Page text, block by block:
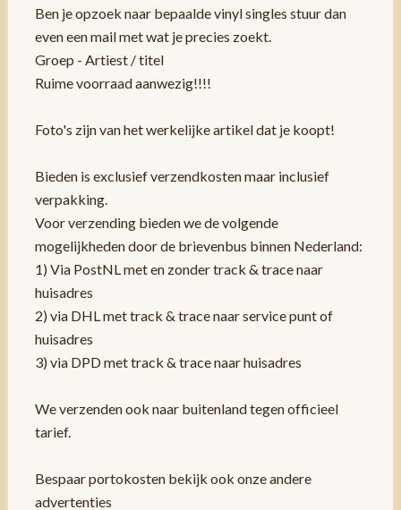
Ben je opzoek naar bepaalde vinyl singles stuur dan
even een mail met wat je precies zoekt.
Groep - Artiest / titel
Ruime voorraad aanwezig!!!!
Foto's zijn van het werkelijke artikel dat je koopt!
Bieden is exclusief verzendkosten maar inclusief
verpakking.
Voor verzending bieden we de volgende
mogelijkheden door de brievenbus binnen Nederland:
1) Via PostNL met en zonder track & trace naar
huisadres
2) via DHL met track & trace naar service punt of
huisadres
3) via DPD met track & trace naar huisadres
We verzenden ook naar buitenland tegen officieel
tarief.
Bespaar portokosten bekijk ook onze andere
advertenties